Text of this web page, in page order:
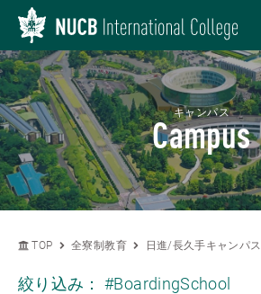
キャンパス
Campus
TOP 全寮制教育 日進/長久手キャンパス
絞り込み：#BoardingSchool